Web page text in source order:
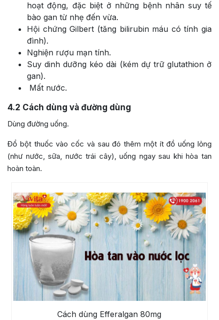
hoạt động, đặc biệt ở những bệnh nhân suy tế
bào gan từ nhẹ đến vừa.
Hội chứng Gilbert (tăng bilirubin máu có tính gia
đình).
Nghiện rượu mạn tính.
Suy dinh dưỡng kéo dài (kém dự trữ glutathion ở
gan).
Mất nước.
4.2 Cách dùng và đường dùng
Dùng đường uống.
Đổ bột thuốc vào cốc và sau đó thêm một ít đồ uống lỏng
(như nước, sữa, nước trái cây), uống ngay sau khi hòa tan
hoàn toàn.
Cách dùng Efferalgan 80mg